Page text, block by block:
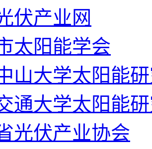
伏产业网
太阳能学会
山大学太阳能
通大学太阳能
光伏产业协会